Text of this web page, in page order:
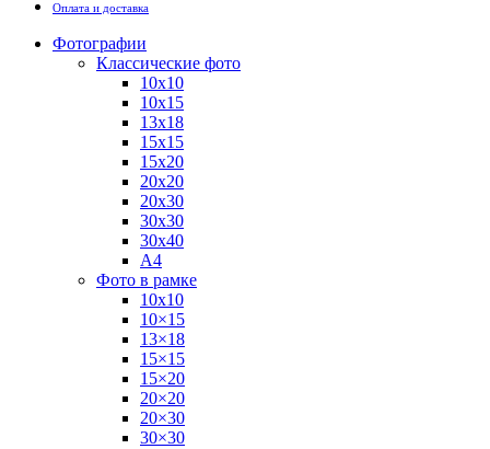
Оплата и доставка
Фотографии
Классические фото
10х10
10х15
13х18
15х15
15х20
20х20
20х30
30х30
30х40
А4
Фото в рамке
10х10
10×15
13×18
15×15
15×20
20×20
20×30
30×30